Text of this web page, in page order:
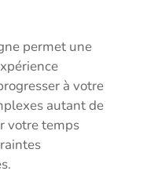
permet une
à votre
autant de
votre temps